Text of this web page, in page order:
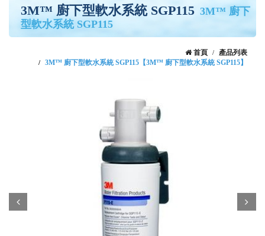
3M™ 廚下型軟水系統 SGP115 3M™ 廚下
型軟水系統 SGP115
首頁
產品列表
3M™ 廚下型軟水系統 SGP115【3M™ 廚下型軟水系統 SGP115】
Prev Next